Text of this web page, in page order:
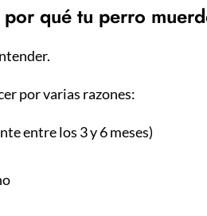
qué tu perro
por varias razones:
entre los 3 y 6 meses)